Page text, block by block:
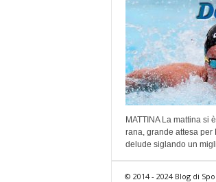
MATTINA La mattina si
rana, grande attesa per
delude siglando un
© 2014 - 2024 Blog di